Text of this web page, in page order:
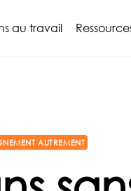
au travail
AUTREMENT